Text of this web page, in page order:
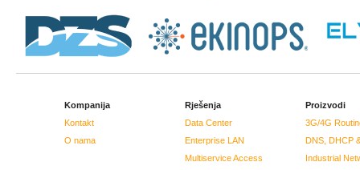
Kompanija
Kontakt
O nama
Rješenja
Data Center
Enterprise LAN
Multiservice Access
Proizvodi
3G/4G
DNS, DHCP
Industrial